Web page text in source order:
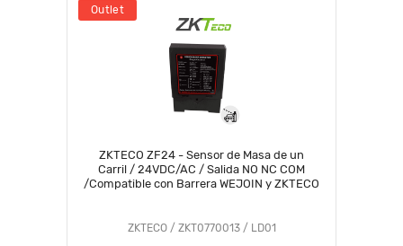
Outlet
ZKTECO ZF24 - Sensor de Masa de un
Carril / 24VDC/AC / Salida NO NC COM
/Compatible con Barrera WEJOIN y ZKTECO
ZKTECO / ZKT0770013 / LD01